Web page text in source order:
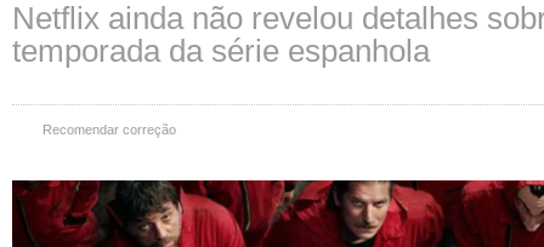
Netflix ainda não revelou detalhes
temporada da série espanhola
Recomendar correção